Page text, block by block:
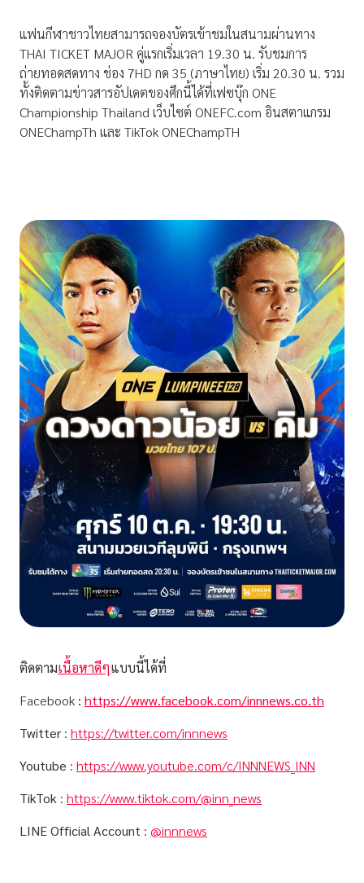
แฟนกีฬาชาวไทยสามารถจองบัตรเข้าชมในสนามผ่านทาง
THAI TICKET MAJOR คู่แรกเริ่มเวลา 19.30 น. รับชมการ
ถ่ายทอดสดทาง ช่อง 7HD กด 35 (ภาษาไทย) เริ่ม 20.30 น. รวม
ทั้งติดตามข่าวสารอัปเดตของศึกนี้ได้ที่เฟซบุ๊ก ONE
Championship Thailand เว็บไซต์ ONEFC.com อินสตาแกรม
ONEChampTh และ TikTok ONEChampTH
ติดตามเนื้อหาดีๆแบบนี้ได้ที่
Facebook : https://www.facebook.com/innnews.co.th
Twitter : https://twitter.com/innnews
Youtube : https://www.youtube.com/c/INNNEWS_INN
TikTok : https://www.tiktok.com/@inn_news
LINE Official Account : @innnews